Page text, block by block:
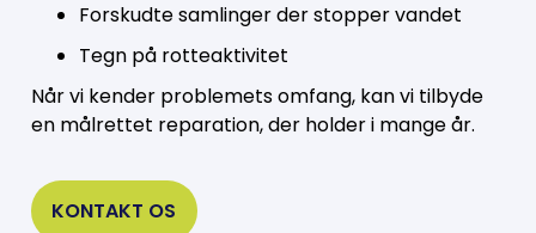
Forskudte samlinger der stopper vandet
Tegn på rotteaktivitet
Når vi kender problemets omfang, kan vi tilbyde
en målrettet reparation, der holder i mange år.
KONTAKT OS